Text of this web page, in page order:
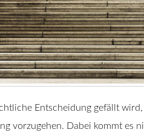
Entscheidung gefällt
vorzugehen. Dabei kommt es